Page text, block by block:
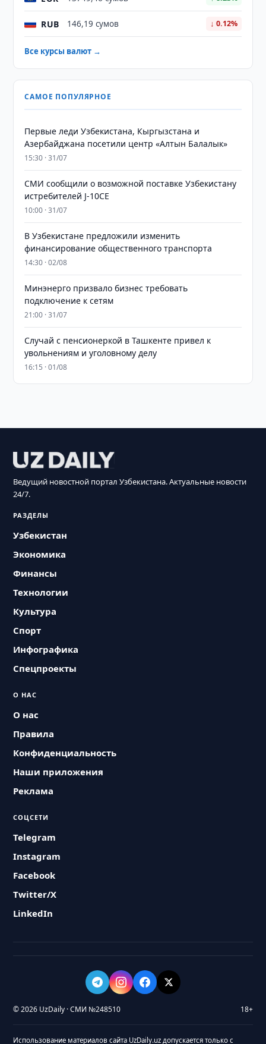
RUB 146,19 сумов ↓ 0.12%
Все курсы валют →
САМОЕ ПОПУЛЯРНОЕ
Первые леди Узбекистана, Кыргызстана и
Азербайджана посетили центр «Алтын Балалык»
15:30 · 31/07
СМИ сообщили о возможной поставке Узбекистану
истребителей J-10CE
10:00 · 31/07
В Узбекистане предложили изменить
финансирование общественного транспорта
14:30 · 02/08
Минэнерго призвало бизнес требовать
подключение к сетям
21:00 · 31/07
Случай с пенсионеркой в Ташкенте привел к
увольнениям и уголовному делу
16:15 · 01/08
Ведущий новостной портал Узбекистана. Актуальные новости
24/7.
РАЗДЕЛЫ
Узбекистан
Экономика
Финансы
Технологии
Культура
Спорт
Инфографика
Спецпроекты
О НАС
О нас
Правила
Конфиденциальность
Наши приложения
Реклама
СОЦСЕТИ
Telegram
Instagram
Facebook
Twitter/X
LinkedIn
© 2026 UzDaily · СМИ №248510 18+
Использование материалов сайта UzDaily.uz допускается только с